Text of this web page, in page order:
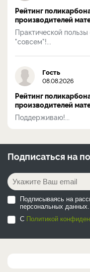
Рейтинг
производителей
Практической
"совсем"!...
Гость
08.08.2026
Рейтинг
производителей
Поддерживаю!...
Подписаться на
Подписываясь на
персональных данных.
С Политикой